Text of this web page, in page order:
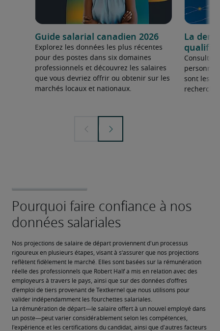
Guide salarial canadien 2026
Explorez les données les plus récentes
pour des postes dans six domaines
professionnels et découvrez les salaires
que vous devriez offrir ou obtenir sur les
marchés locaux et nationaux.
La
qualifié
Consultez
personnel
sont les
Nos projections de salaire de départ proviennent d'un processus
rigoureux en plusieurs étapes, visant à s’assurer que nos projections
reflètent fidèlement le marché. Elles sont basées sur la rémunération
réelle des professionnels que Robert Half a mis en relation avec des
employeurs à travers le pays, ainsi que sur des données d'offres
d'emploi de tiers provenant de Textkernel que nous utilisons pour
valider indépendamment les fourchettes salariales.
La rémunération de départ—le salaire offert à un nouvel employé dans
un poste—peut varier considérablement selon les compétences,
l'expérience et les certifications du candidat, ainsi que d'autres facteurs